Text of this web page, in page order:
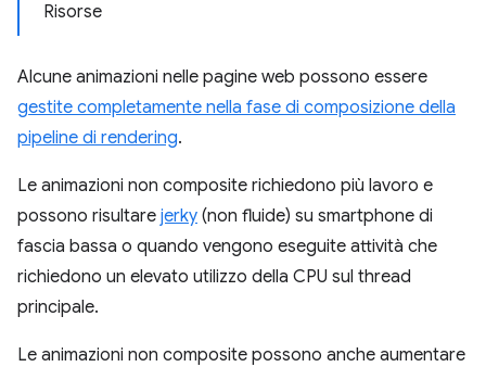
Risorse
Alcune animazioni nelle pagine web possono essere
gestite completamente nella fase di composizione della
pipeline di rendering.
Le animazioni non composite richiedono più lavoro e
possono risultare jerky (non fluide) su smartphone di
fascia bassa o quando vengono eseguite attività che
richiedono un elevato utilizzo della CPU sul thread
principale.
Le animazioni non composite possono anche aumentare